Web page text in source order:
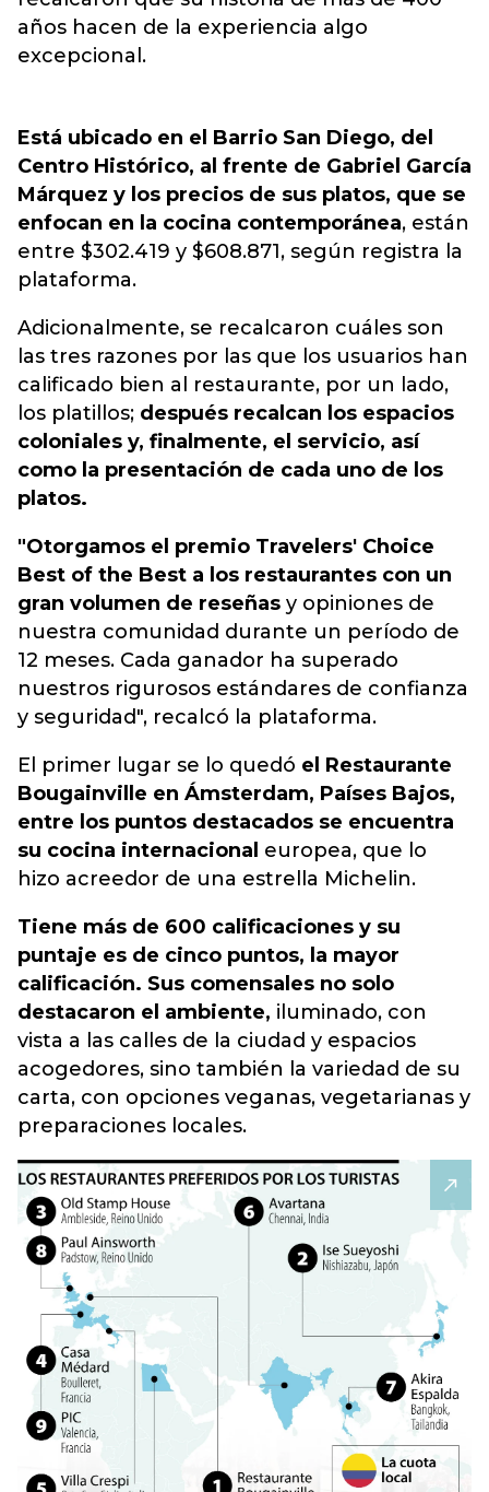
años hacen de la experiencia algo
excepcional.
Está ubicado en el Barrio San Diego, del
Centro Histórico, al frente de Gabriel García
Márquez y los precios de sus platos, que se
enfocan en la cocina contemporánea, están
entre $302.419 y $608.871, según registra la
plataforma.
Adicionalmente, se recalcaron cuáles son
las tres razones por las que los usuarios han
calificado bien al restaurante, por un lado,
los platillos; después recalcan los espacios
coloniales y, finalmente, el servicio, así
como la presentación de cada uno de los
platos.
"Otorgamos el premio Travelers' Choice
Best of the Best a los restaurantes con un
gran volumen de reseñas y opiniones de
nuestra comunidad durante un período de
12 meses. Cada ganador ha superado
nuestros rigurosos estándares de confianza
y seguridad", recalcó la plataforma.
El primer lugar se lo quedó el Restaurante
Bougainville en Ámsterdam, Países Bajos,
entre los puntos destacados se encuentra
su cocina internacional europea, que lo
hizo acreedor de una estrella Michelin.
Tiene más de 600 calificaciones y su
puntaje es de cinco puntos, la mayor
calificación. Sus comensales no solo
destacaron el ambiente, iluminado, con
vista a las calles de la ciudad y espacios
acogedores, sino también la variedad de su
carta, con opciones veganas, vegetarianas y
preparaciones locales.